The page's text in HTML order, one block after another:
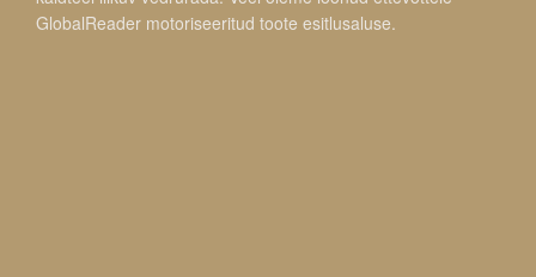
GlobalReader motoriseeritud toote esitlusaluse.